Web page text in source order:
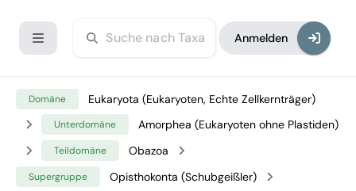
Anmelden
Domäne Eukaryota (Eukaryoten, Echte Zellkernträger)
Unterdomäne Amorphea (Eukaryoten ohne Plastiden)
Teildomäne Obazoa
Supergruppe Opisthokonta (Schubgeißler)